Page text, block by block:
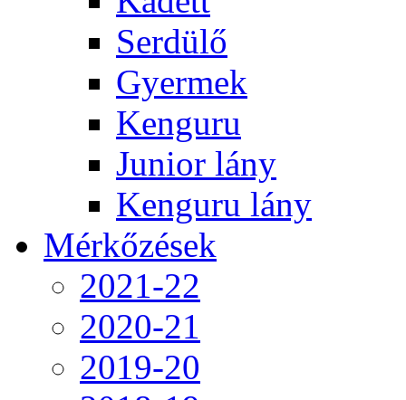
Serdülő
Gyermek
Kenguru
Junior lány
Kenguru lány
Mérkőzések
2021-22
2020-21
2019-20